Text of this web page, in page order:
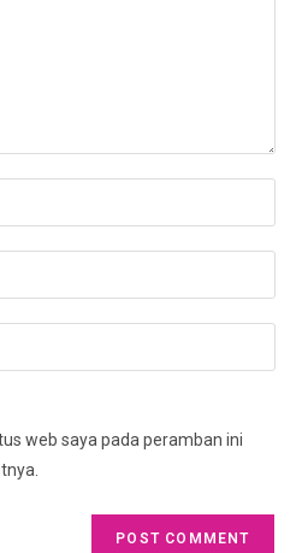
web saya pada peramban ini